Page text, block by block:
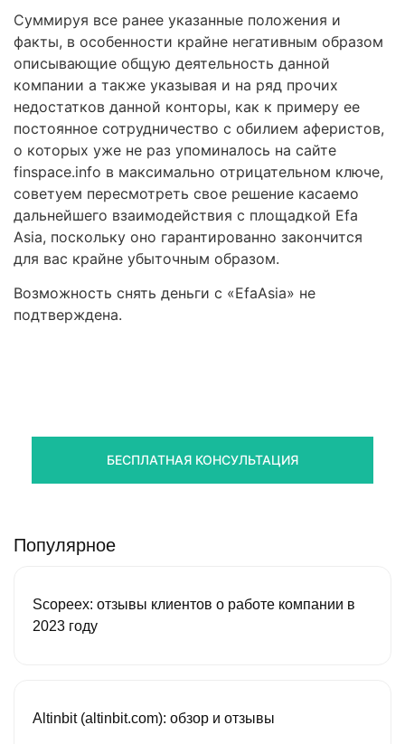
Суммируя все ранее указанные положения и
факты, в особенности крайне негативным образом
описывающие общую деятельность данной
компании а также указывая и на ряд прочих
недостатков данной конторы, как к примеру ее
постоянное сотрудничество с обилием аферистов,
о которых уже не раз упоминалось на сайте
finspace.info в максимально отрицательном ключе,
советуем пересмотреть свое решение касаемо
дальнейшего взаимодействия с площадкой Efa
Asia, поскольку оно гарантированно закончится
для вас крайне убыточным образом.
Возможность снять деньги с «EfaAsia» не
подтверждена.
БЕСПЛАТНАЯ КОНСУЛЬТАЦИЯ
Популярное
Scopeex: отзывы клиентов о работе компании в
2023 году
Altinbit (altinbit.com): обзор и отзывы